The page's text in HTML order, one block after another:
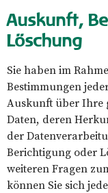
Auskunft,
Löschung
Sie haben im
Bestimmungen
Auskunft über Ihre
Daten, deren
der
Berichtigung oder
weiteren Fragen
können Sie sich